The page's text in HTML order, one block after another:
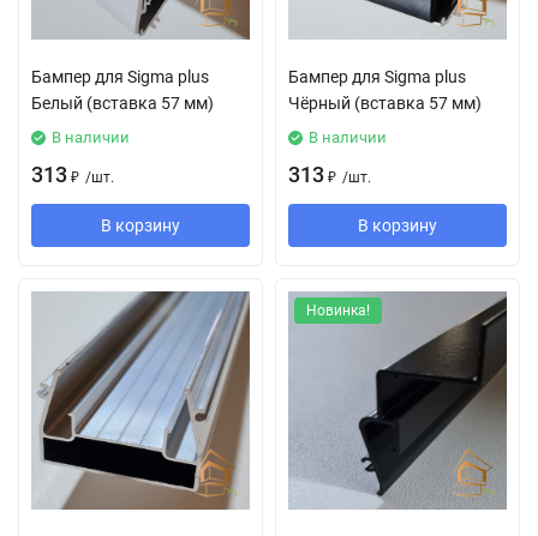
Бампер для Sigma plus
Белый (вставка 57 мм)
В наличии
313 ₽ /шт.
В корзину
Бампер для Sigma plus
Чёрный (вставка 57 мм)
В наличии
313 ₽ /шт.
В корзину
Новинка!